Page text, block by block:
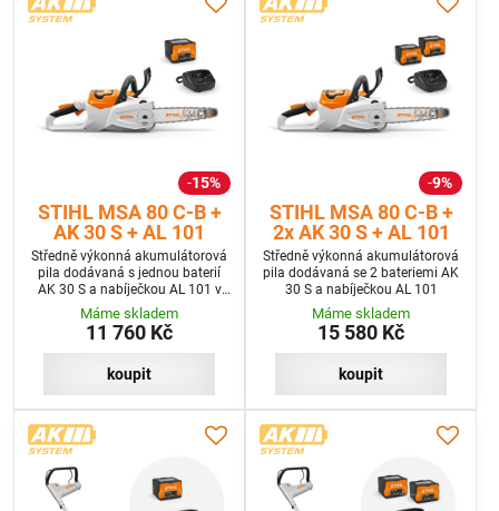
15%
STIHL MSA 80 C-B +
AK 30 S + AL 101
Středně výkonná akumulátorová
pila dodávaná s jednou baterií
AK 30 S a nabíječkou AL 101 v
programu SET
Máme skladem
11 760 Kč
koupit
9%
STIHL MSA 80 C-B +
2x AK 30 S + AL 101
Středně výkonná akumulátorová
pila dodávaná se 2 bateriemi AK
30 S a nabíječkou AL 101
Máme skladem
15 580 Kč
koupit